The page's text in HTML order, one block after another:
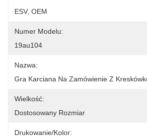
ESV, OEM
Numer Modelu:
19au104
Nazwa:
Gra Karciana Na Zamówienie Z
Wielkość:
Dostosowany Rozmiar
Drukowanie/kolor: